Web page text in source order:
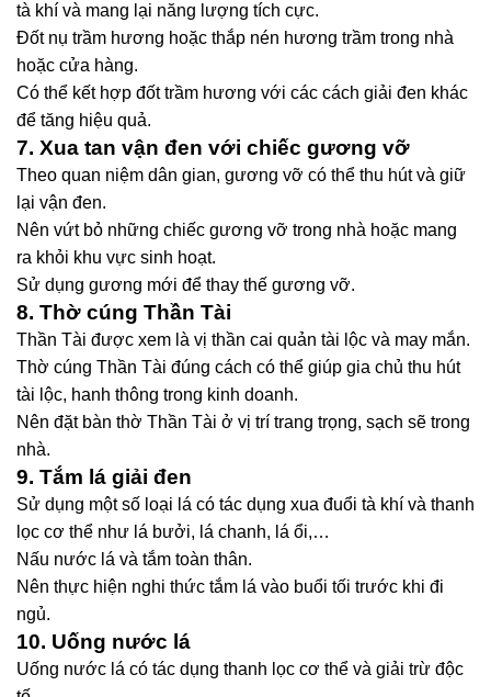
tà khí và mang lại năng lượng tích cực.
Đốt nụ trầm hương hoặc thắp nén hương trầm trong nhà
hoặc cửa hàng.
Có thể kết hợp đốt trầm hương với các cách giải đen khác
để tăng hiệu quả.
7. Xua tan vận đen với chiếc gương vỡ
Theo quan niệm dân gian, gương vỡ có thể thu hút và giữ
lại vận đen.
Nên vứt bỏ những chiếc gương vỡ trong nhà hoặc mang
ra khỏi khu vực sinh hoạt.
Sử dụng gương mới để thay thế gương vỡ.
8. Thờ cúng Thần Tài
Thần Tài được xem là vị thần cai quản tài lộc và may mắn.
Thờ cúng Thần Tài đúng cách có thể giúp gia chủ thu hút
tài lộc, hanh thông trong kinh doanh.
Nên đặt bàn thờ Thần Tài ở vị trí trang trọng, sạch sẽ trong
nhà.
9. Tắm lá giải đen
Sử dụng một số loại lá có tác dụng xua đuổi tà khí và thanh
lọc cơ thể như lá bưởi, lá chanh, lá ổi,…
Nấu nước lá và tắm toàn thân.
Nên thực hiện nghi thức tắm lá vào buổi tối trước khi đi
ngủ.
10. Uống nước lá
Uống nước lá có tác dụng thanh lọc cơ thể và giải trừ độc